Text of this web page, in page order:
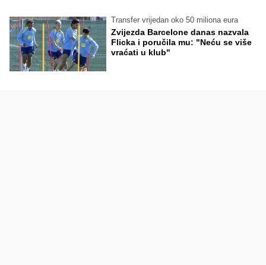
Transfer vrijedan oko 50 miliona eura
Zvijezda Barcelone danas nazvala
Flicka i poručila mu: "Neću se više
vraćati u klub"